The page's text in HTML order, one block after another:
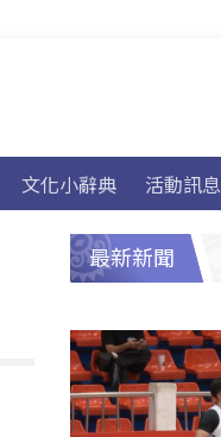
文化小辭典 活動訊息
最新新聞